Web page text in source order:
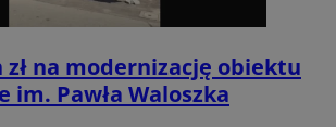
zł na modernizację obiektu
im. Pawła Waloszka